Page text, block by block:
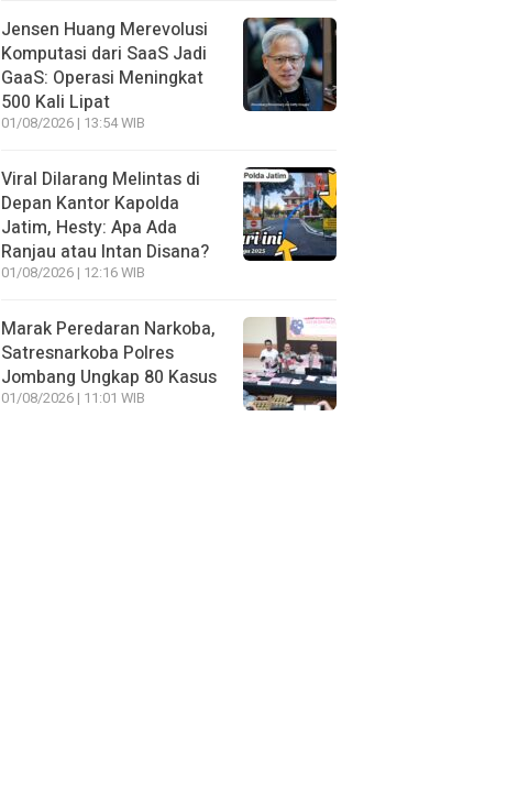
Jensen Huang Merevolusi
Komputasi dari SaaS Jadi
GaaS: Operasi Meningkat
500 Kali Lipat
01/08/2026 | 13:54 WIB
Viral Dilarang Melintas di
Depan Kantor Kapolda
Jatim, Hesty: Apa Ada
Ranjau atau Intan Disana?
01/08/2026 | 12:16 WIB
Marak Peredaran Narkoba,
Satresnarkoba Polres
Jombang Ungkap 80 Kasus
01/08/2026 | 11:01 WIB